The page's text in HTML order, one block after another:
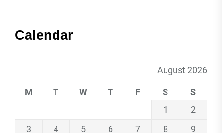
Calendar
August 2026
M T W T F S
S
1
2
3
4 5 6 7 8
9